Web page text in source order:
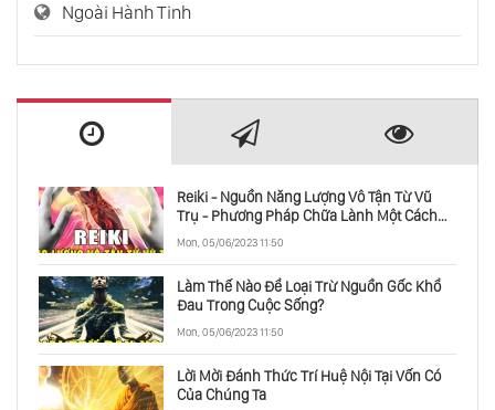
Ngoài Hành Tinh
Reiki - Nguồn Năng Lượng Vô Tận Từ Vũ
Trụ - Phương Pháp Chữa Lành Một Cách
Mon, 05/06/2023 11:50
Làm Thế Nào Để Loại Trừ Nguồn Gốc Khổ
Đau Trong Cuộc Sống?
Mon, 05/06/2023 11:50
Lời Mời Đánh Thức Trí Huệ Nội Tại Vốn Có
Của Chúng Ta